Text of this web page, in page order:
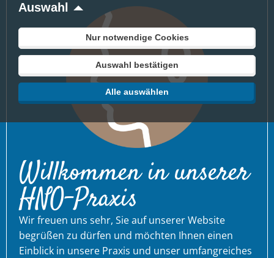
Willkommen in unserer
HNO-Praxis
Wir freuen uns sehr, Sie auf unserer Website
begrüßen zu dürfen und möchten Ihnen einen
Einblick in unsere Praxis und unser umfangreiches
Auswahl
Nur notwendige Cookies
Auswahl bestätigen
Alle auswählen